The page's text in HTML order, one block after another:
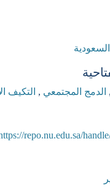
السعودية
, الدمج المجتمعي , التكيف
repo.nu.edu.sa/